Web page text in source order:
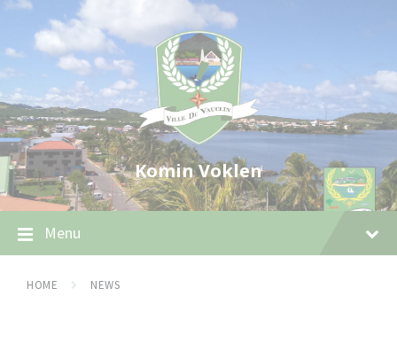
Skip
content
Skip
navigation
Skip
footer
Komin Voklen
Menu
HOME NEWS